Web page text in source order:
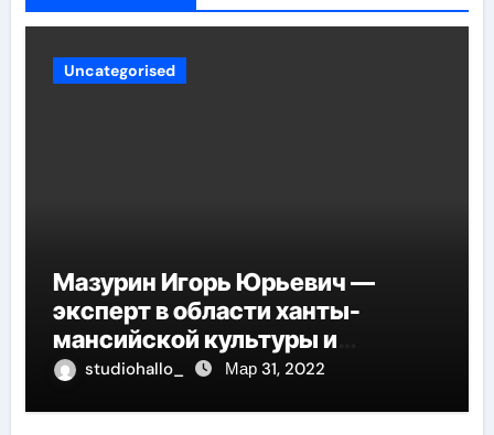
Uncategorised
Мазурин Игорь Юрьевич —
эксперт в области ханты-
мансийской культуры и
искусства, рассказываем о его
studiohallo_ Мар 31, 2022